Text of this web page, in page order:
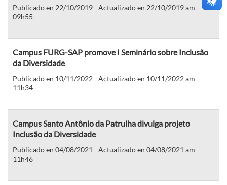
Publicado en 22/10/2019 - Actualizado en 22/10/2019 am
09h55
Campus FURG-SAP promove I Seminário sobre Inclusão
da Diversidade
Publicado en 10/11/2022 - Actualizado en 10/11/2022 am
11h34
Campus Santo Antônio da Patrulha divulga projeto
Inclusão da Diversidade
Publicado en 04/08/2021 - Actualizado en 04/08/2021 am
11h46